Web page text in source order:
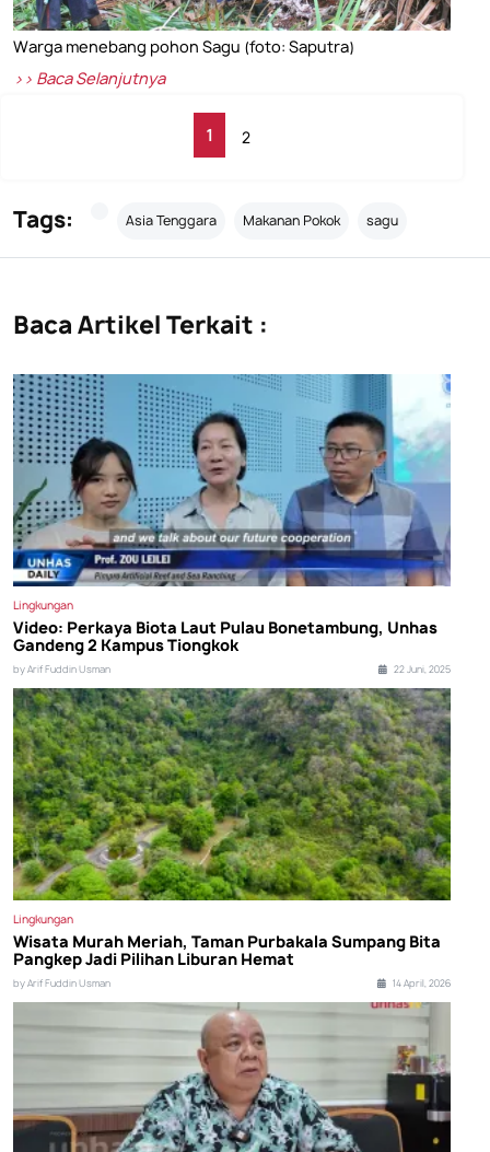
Warga menebang pohon Sagu (foto: Saputra)
>> Baca Selanjutnya
1 2
Tags: Asia Tenggara Makanan Pokok sagu
Baca Artikel Terkait :
Lingkungan
Video: Perkaya Biota Laut Pulau Bonetambung, Unhas
Gandeng 2 Kampus Tiongkok
by Arif Fuddin Usman 22 Juni, 2025
Lingkungan
Wisata Murah Meriah, Taman Purbakala Sumpang Bita
Pangkep Jadi Pilihan Liburan Hemat
by Arif Fuddin Usman 14 April, 2026